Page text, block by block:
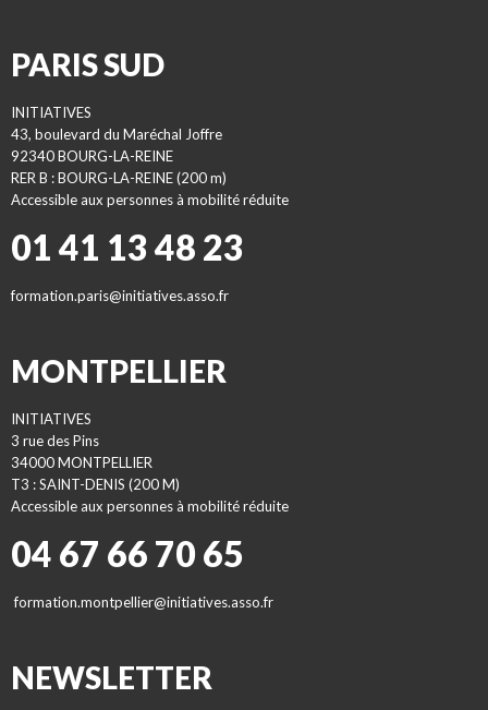
PARIS SUD
INITIATIVES
43, boulevard du Maréchal Joffre
92340 BOURG-LA-REINE
RER B : BOURG-LA-REINE (200 m)
Accessible aux personnes à mobilité réduite
01 41 13 48 23
formation.paris@initiatives.asso.fr
MONTPELLIER
INITIATIVES
3 rue des Pins
34000 MONTPELLIER
T3 : SAINT-DENIS (200 M)
Accessible aux personnes à mobilité réduite
04 67 66 70 65
formation.montpellier@initiatives.asso.fr
NEWSLETTER